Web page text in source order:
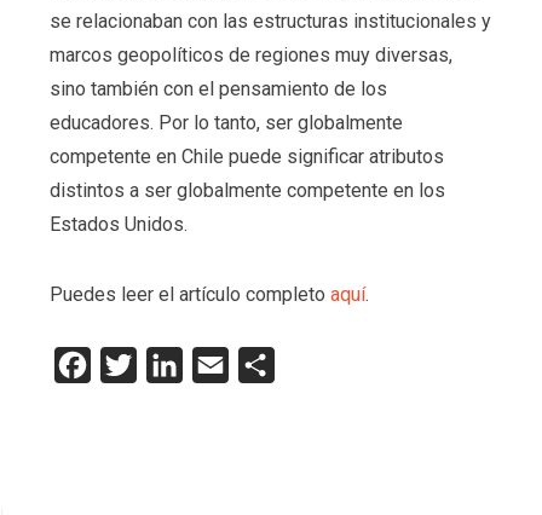
se relacionaban con las estructuras institucionales y
marcos geopolíticos de regiones muy diversas,
sino también con el pensamiento de los
educadores. Por lo tanto, ser globalmente
competente en Chile puede significar atributos
distintos a ser globalmente competente en los
Estados Unidos.
Puedes leer el artículo completo aquí.
Facebook
Twitter LinkedInEmail